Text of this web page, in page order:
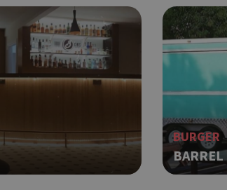
BURGER
BARREL
G_ENABLED_IDPS
.cyprus.wiz-
cyprus.wiz-
guide.com